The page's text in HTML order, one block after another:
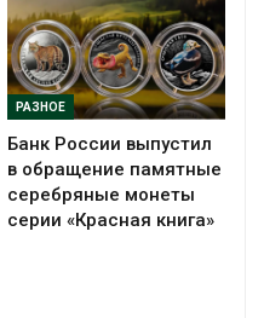
РАЗНОЕ
Банк России выпустил
в обращение памятные
серебряные монеты
серии «Красная книга»